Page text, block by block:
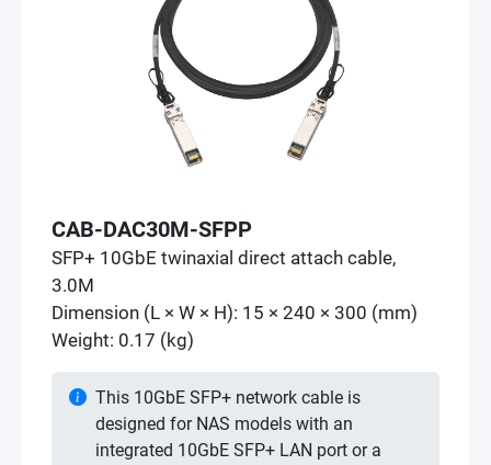
CAB-DAC30M-SFPP
SFP+ 10GbE twinaxial direct attach cable,
3.0M
Dimension (L × W × H): 15 × 240 × 300 (mm)
Weight: 0.17 (kg)
This 10GbE SFP+ network cable is
designed for NAS models with an
integrated 10GbE SFP+ LAN port or a